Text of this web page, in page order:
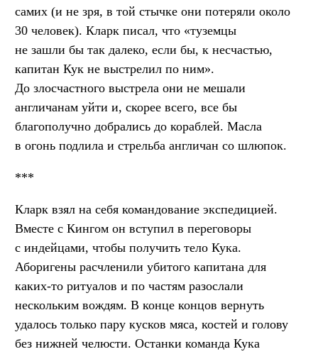
самих (и не зря, в той стычке они потеряли около
30 человек). Кларк писал, что «туземцы
не зашли бы так далеко, если бы, к несчастью,
капитан Кук не выстрелил по ним».
До злосчастного выстрела они не мешали
англичанам уйти и, скорее всего, все бы
благополучно добрались до кораблей. Масла
в огонь подлила и стрельба англичан со шлюпок.
***
Кларк взял на себя командование экспедицией.
Вместе с Кингом он вступил в переговоры
с индейцами, чтобы получить тело Кука.
Аборигены расчленили убитого капитана для
каких-то ритуалов и по частям разослали
нескольким вождям. В конце концов вернуть
удалось только пару кусков мяса, костей и голову
без нижней челюсти. Останки команда Кука